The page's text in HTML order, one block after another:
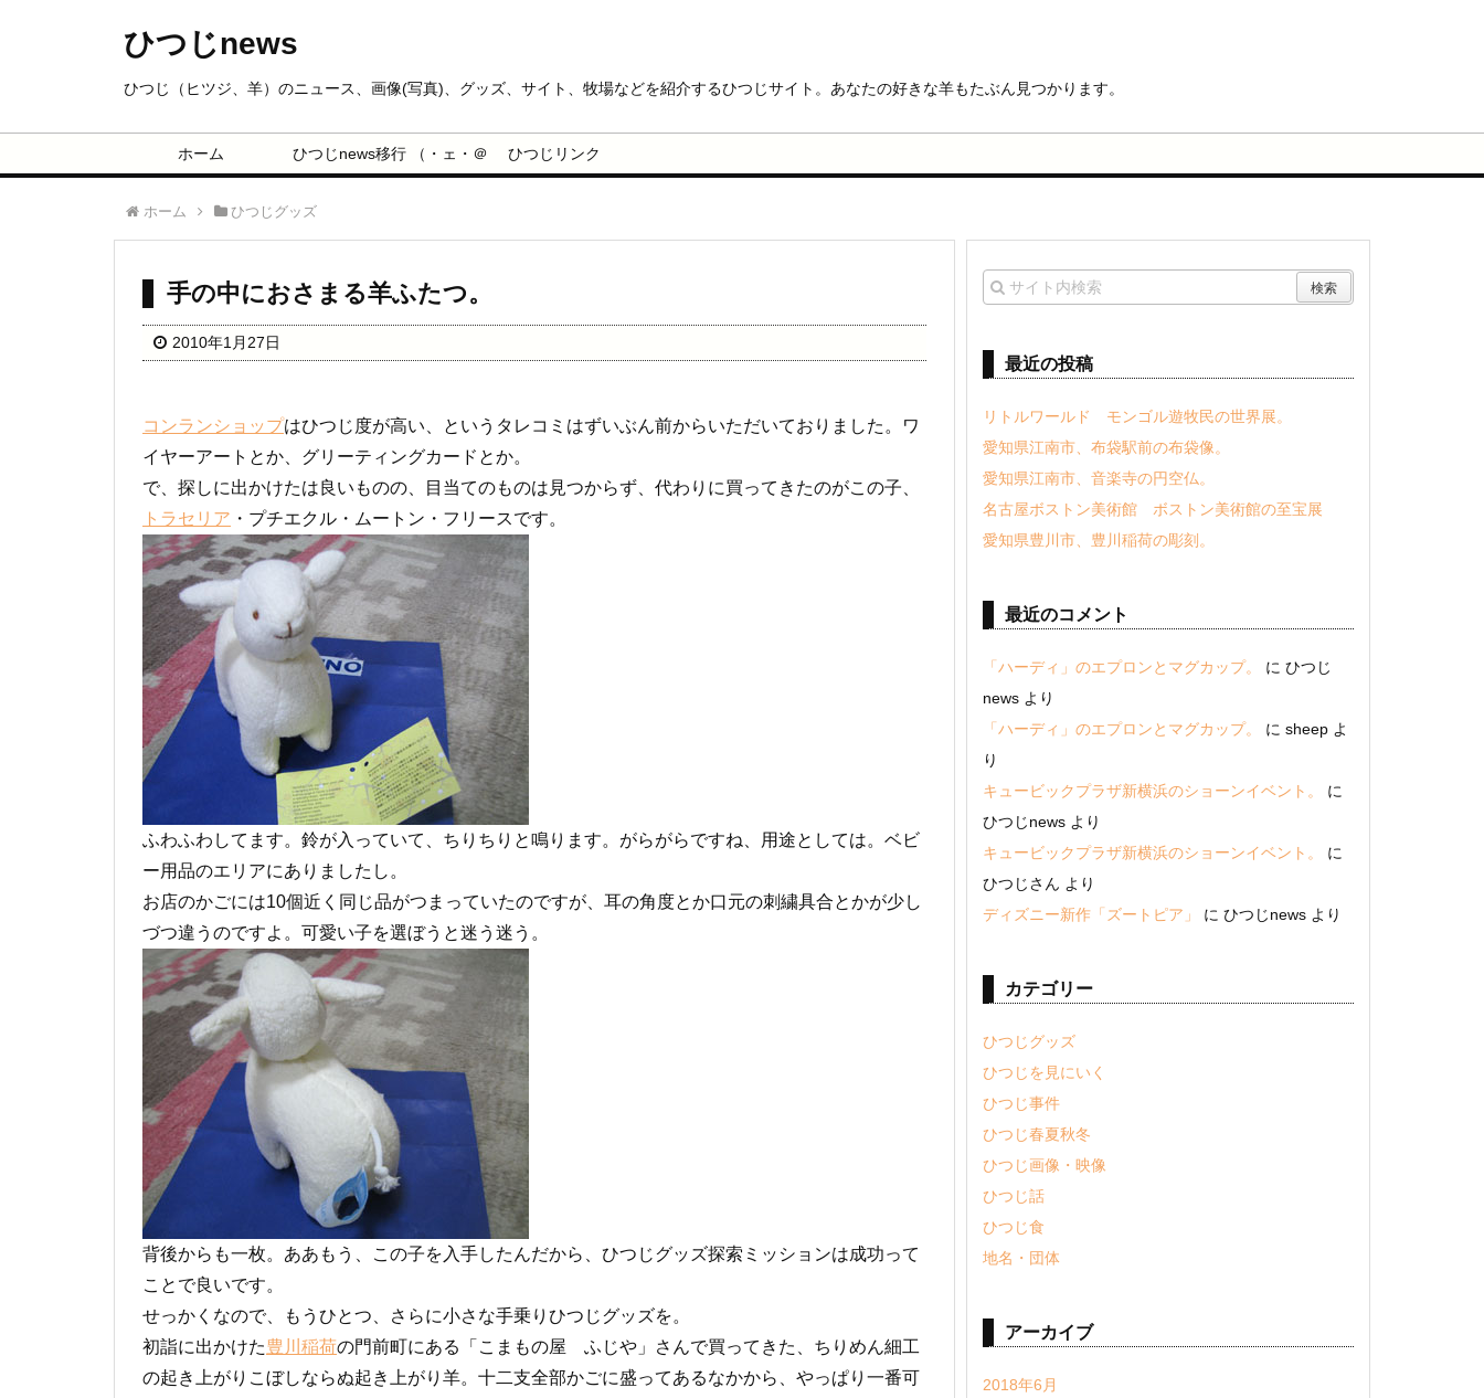
ひつじnews
ひつじ（ヒツジ、羊）のニュース、画像(写真)、グッズ、サイト、牧場などを紹介するひつじサイト。あなたの好きな羊もたぶん見つかります。
ホーム ひつじnews移行 （・ェ・＠ ひつじリンク
ホーム ひつじグッズ
手の中におさまる羊ふたつ。
2010年1月27日
コンランショップはひつじ度が高い、というタレコミはずいぶん前からいただいておりました。ワ
イヤーアートとか、グリーティングカードとか。
で、探しに出かけたは良いものの、目当てのものは見つからず、代わりに買ってきたのがこの子、
トラセリア ・プチエクル・ムートン・フリースです。
ふわふわしてます。鈴が入っていて、ちりちりと鳴ります。がらがらですね、用途としては。ベビ
ー用品のエリアにありましたし。
お店のかごには10個近く同じ品がつまっていたのですが、耳の角度とか口元の刺繍具合とかが少し
づつ違うのですよ。可愛い子を選ぼうと迷う迷う。
背後からも一枚。ああもう、この子を入手したんだから、ひつじグッズ探索ミッションは成功って
ことで良いです。
せっかくなので、もうひとつ、さらに小さな手乗りひつじグッズを。
初詣に出かけた豊川稲荷の門前町にある「こまもの屋 ふじや」さんで買ってきた、ちりめん細工
の起き上がりこぼしならぬ起き上がり羊。十二支全部かごに盛ってあるなかから、やっぱり一番可
最近の投稿
リトルワールド モンゴル遊牧民の世界展。
愛知県江南市、布袋駅前の布袋像。
愛知県江南市、音楽寺の円空仏。
名古屋ボストン美術館 ボストン美術館の至宝展
愛知県豊川市、豊川稲荷の彫刻。
最近のコメント
「ハーディ」のエプロンとマグカップ。 に ひつじ
news より
「ハーディ」のエプロンとマグカップ。
に sheep よ
り
キュービックプラザ新横浜のショーンイベント。
に
ひつじnews より
キュービックプラザ新横浜のショーンイベント。
に
ひつじさん より
ディズニー新作「ズートピア」
に ひつじnews より
カテゴリー
ひつじグッズ
ひつじを見にいく
ひつじ事件
ひつじ春夏秋冬
ひつじ画像・映像
ひつじ話
ひつじ食
地名・団体
アーカイブ
2018年6月